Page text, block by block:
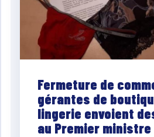
Fermeture de
gérantes de
lingerie envoient
au Premier